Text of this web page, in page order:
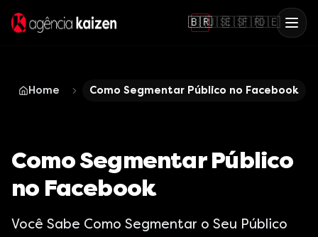
🇧🇷🇺🇸🇪🇸🇫🇷🇩🇪
Home Como Segmentar Público no Facebook
Como Segmentar Público
no Facebook
Você Sabe Como Segmentar o Seu Público